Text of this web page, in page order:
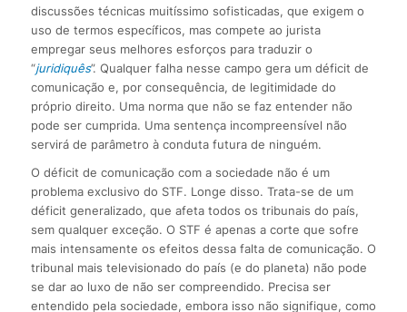
discussões técnicas muitíssimo sofisticadas, que exigem o
uso de termos específicos, mas compete ao jurista
empregar seus melhores esforços para traduzir o
“juridiquês”. Qualquer falha nesse campo gera um déficit de
comunicação e, por consequência, de legitimidade do
próprio direito. Uma norma que não se faz entender não
pode ser cumprida. Uma sentença incompreensível não
servirá de parâmetro à conduta futura de ninguém.
O déficit de comunicação com a sociedade não é um
problema exclusivo do STF. Longe disso. Trata-se de um
déficit generalizado, que afeta todos os tribunais do país,
sem qualquer exceção. O STF é apenas a corte que sofre
mais intensamente os efeitos dessa falta de comunicação. O
tribunal mais televisionado do país (e do planeta) não pode
se dar ao luxo de não ser compreendido. Precisa ser
entendido pela sociedade, embora isso não signifique, como